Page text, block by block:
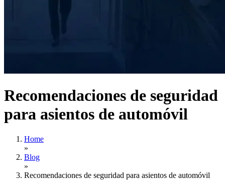
Recomendaciones de seguridad
para asientos de automóvil
Home
»
Blog
»
Recomendaciones de seguridad para asientos de automóvil